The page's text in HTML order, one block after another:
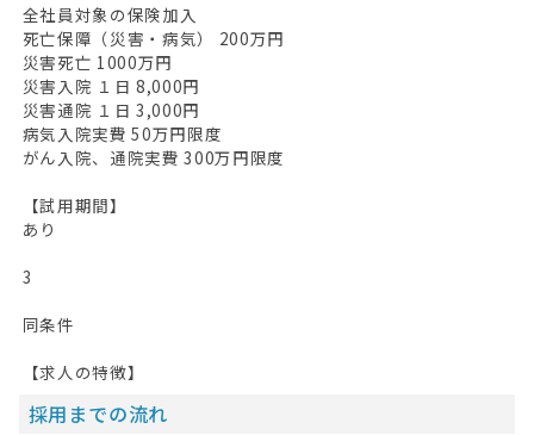
全社員対象の保険加入
死亡保障（災害・病気） 200万円
災害死亡 1000万円
災害入院 １日 8,000円
災害通院 １日 3,000円
病気入院実費 50万円限度
がん入院、通院実費 300万円限度
【試用期間】
あり
3
同条件
【求人の特徴】
採用までの流れ